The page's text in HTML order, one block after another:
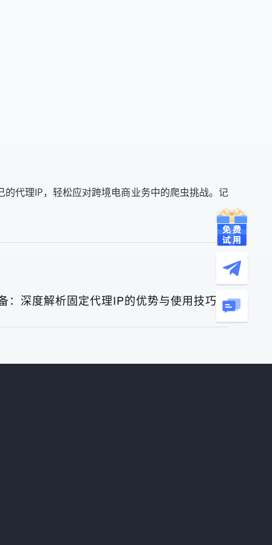
代理IP，轻松应对跨境电商业务中的爬虫挑战。记
：深度解析固定代理IP的优势与使用技巧》